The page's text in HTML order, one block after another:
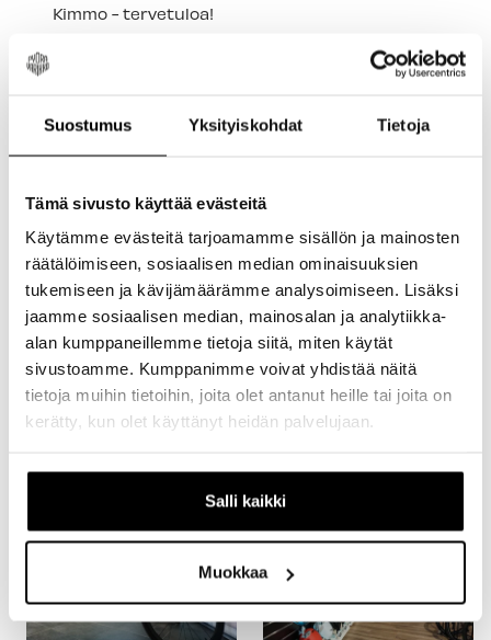
Suostumus Yksityiskohdat Tietoja
Tämä sivusto käyttää evästeitä
Käytämme evästeitä tarjoamamme sisällön ja mainosten
räätälöimiseen, sosiaalisen median ominaisuuksien
tukemiseen ja kävijämäärämme analysoimiseen. Lisäksi
jaamme sosiaalisen median, mainosalan ja analytiikka-
alan kumppaneillemme tietoja siitä, miten käytät
sivustoamme. Kumppanimme voivat yhdistää näitä
tietoja muihin tietoihin, joita olet antanut heille tai joita on
kerätty, kun olet käyttänyt heidän palvelujaan.
Salli kaikki
Muokkaa
Kimmo - tervetuloa!
Huolto avoinna:
Pyörän voi tuoda huoltoon ja noutaa myös
myymälän aukioloaikojen puitteissa.
029 7031 1706
Siirry
sivulle
Siirry
sivulle
Siirry
sivulle
Siirry
sivulle